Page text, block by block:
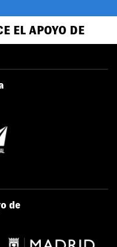
EL APOYO DE
de